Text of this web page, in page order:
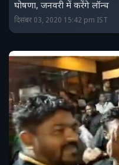
घोषणा, जनवरी में करेंगे लॉन्च
दिसंबर 03, 2020 15:42 pm IST